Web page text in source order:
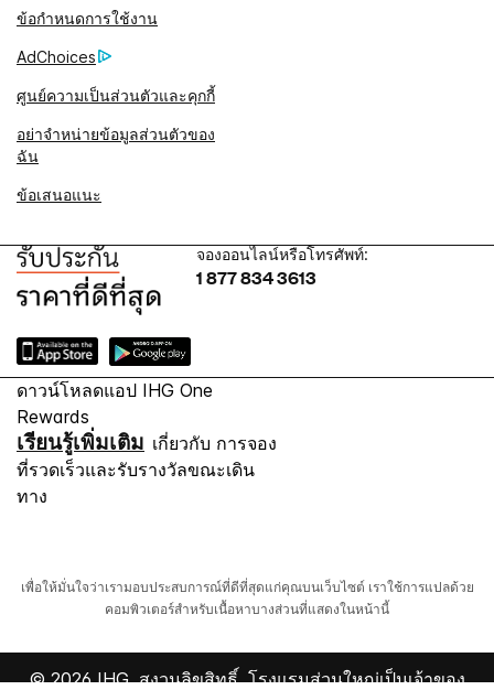
ข้อกำหนดการใช้งาน
AdChoices
ศูนย์ความเป็นส่วนตัวและคุกกี้
อย่าจำหน่ายข้อมูลส่วนตัวของ
ฉัน
ข้อเสนอแนะ
จองออนไลน์หรือโทรศัพท์:
1 877 834 3613
ดาวน์โหลดแอป IHG One
Rewards
เรียนรู้เพิ่มเติม เกี่ยวกับ การจอง
ที่รวดเร็วและรับรางวัลขณะเดิน
ทาง
เพื่อให้มั่นใจว่าเรามอบประสบการณ์ที่ดีที่สุดแก่คุณบนเว็บไซต์ เราใช้การแปลด้วย
คอมพิวเตอร์สำหรับเนื้อหาบางส่วนที่แสดงในหน้านี้
© 2026 IHG. สงวนลิขสิทธิ์. โรงแรมส่วนใหญ่เป็นเจ้าของ